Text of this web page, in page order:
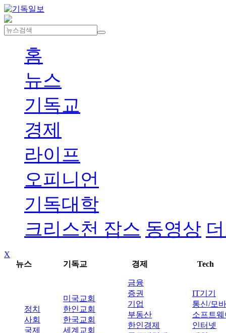
홈
뉴스
기독교
경제
라이프
오피니언
기독대학
크리스천 잡스 동영상
X
뉴스
기독교 경제 Tech
정치
사회
국제
미국교회
한인교회
한국교회
세계교회
금융
증권
기업
부동산
한인경제
IT기기
통신/모
소프트웨
인터넷